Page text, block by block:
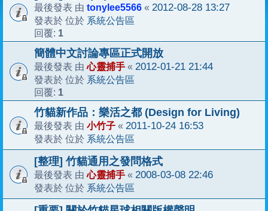
最後發表 由 tonylee5566 « 2012-08-28 13:27
發表於 位於 系統公告區
回覆: 1
簡體中文討論專區正式開放
最後發表 由心靈捕手 « 2012-01-21 21:44
發表於 位於 系統公告區
回覆: 1
竹貓新作品：樂活之都 (Design for Living)
最後發表 由 小竹子 « 2011-10-24 16:53
發表於 位於 系統公告區
[整理] 竹貓通用之發問格式
最後發表 由心靈捕手 « 2008-03-08 22:46
發表於 位於 系統公告區